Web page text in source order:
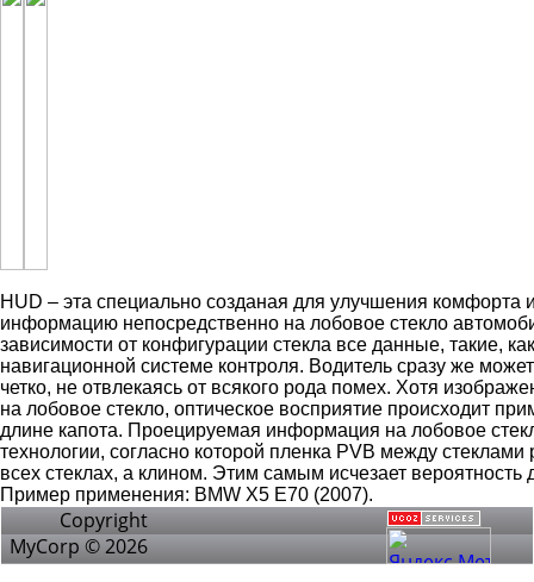
HUD – эта специально созданая для улучшения комфорта
информацию непосредственно на лобовое стекло
зависимости от конфигурации стекла все данные, такие,
навигационной системе контроля. Водитель сразу же
четко, не отвлекаясь от всякого рода помех. Хотя
на лобовое стекло, оптическое восприятие происходит
длине капота. Проецируемая информация на лобовое
технологии, согласно которой пленка PVB между
всех стеклах, а клином. Этим самым исчезает
Пример применения: BMW X5 E70 (2007).
Copyright
MyCorp © 2026